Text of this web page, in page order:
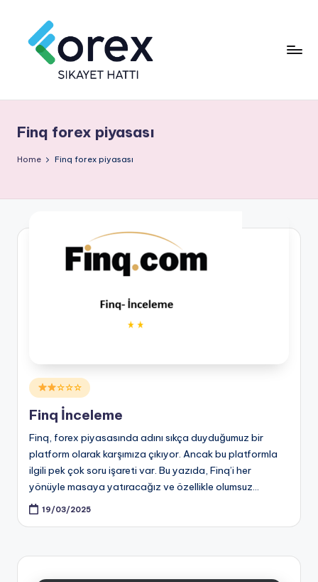
Finq forex piyasası
Home Finq forex piyasası
Posted
in
☆☆☆
Finq İnceleme
Finq, forex piyasasında adını sıkça duyduğumuz bir
platform olarak karşımıza çıkıyor. Ancak bu platformla
ilgili pek çok soru işareti var. Bu yazıda, Finq’i her
yönüyle masaya yatıracağız ve özellikle olumsuz…
19/03/2025